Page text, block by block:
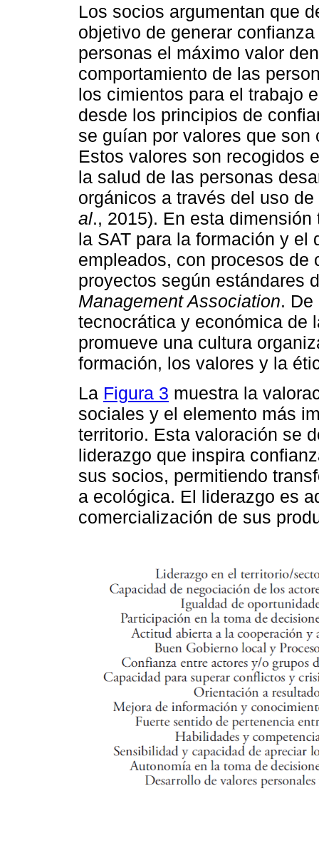
Los socios argumentan que
objetivo de generar
personas el máximo valor
comportamiento de las
los cimientos para el trabajo
desde los principios de
se guían por valores que
Estos valores son recogidos
la salud de las personas
orgánicos a través del uso
al., 2015). En esta
la SAT para la formación y el
empleados, con procesos de
proyectos según estándares
Management Association. De
tecnocrática y económica de
promueve una cultura
formación, los valores y la
La Figura 3 muestra la
sociales y el elemento más
territorio. Esta valoración se
liderazgo que inspira
sus socios, permitiendo
a ecológica. El liderazgo es
comercialización de sus